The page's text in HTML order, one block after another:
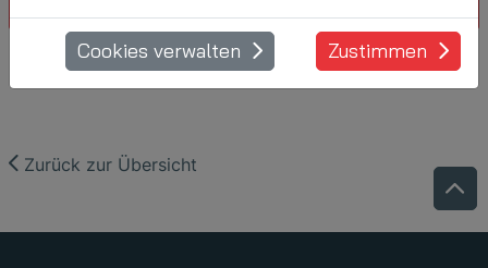
Zurück zur Übersicht
Cookies verwalten Zustimmen